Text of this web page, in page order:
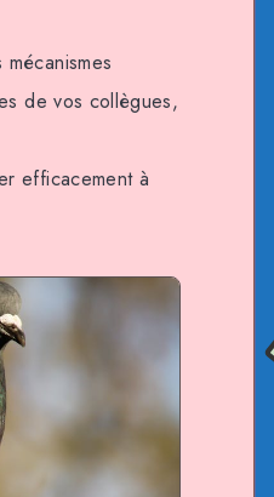
de vos collègues,
efficacement à